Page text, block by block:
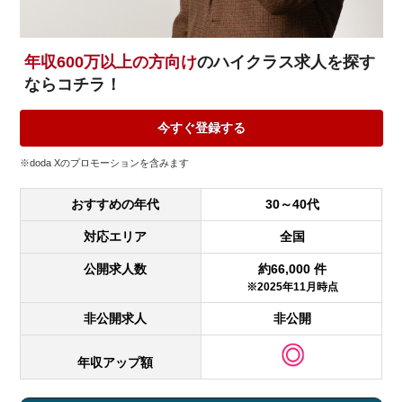
年収600万以上の方向けのハイクラス求人を探す
ならコチラ！
今すぐ登録する
※doda Xのプロモーションを含みます
おすすめの年代 30～40代
対応エリア 全国
公開求人数 約66,000 件
※2025年11月時点
非公開求人 非公開
年収アップ額